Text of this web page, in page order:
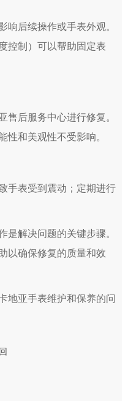
后续操作或手表外观。
控制）可以帮助固定表
后服务中心进行修复。
和美观性不受影响。
手表受到震动；定期进行
解决问题的关键步骤。
以确保修复的质量和效
地亚手表维护和保养的问